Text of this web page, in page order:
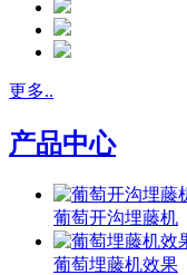
更多..
产品中心
葡萄开沟埋藤机
葡萄埋藤机效果